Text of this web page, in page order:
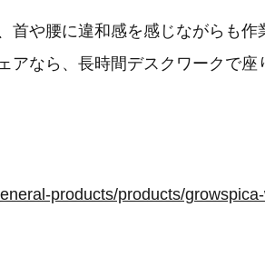
首や腰に違和感を感じながらも作
アなら、長時間デスクワークで座